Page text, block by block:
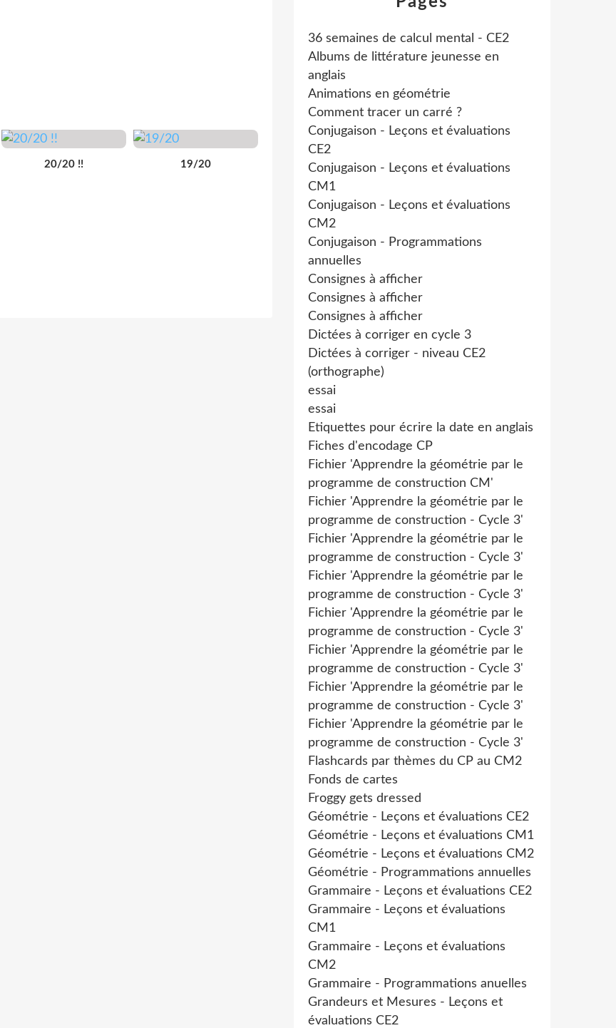
20/20 !! 19/20
36 semaines de calcul mental - CE2
Albums de littérature jeunesse en
anglais
Animations en géométrie
Comment tracer un carré ?
Conjugaison - Leçons et évaluations
CE2
Conjugaison - Leçons et évaluations
CM1
Conjugaison - Leçons et évaluations
CM2
Conjugaison - Programmations
annuelles
Consignes à afficher
Consignes à afficher
Consignes à afficher
Dictées à corriger en cycle 3
Dictées à corriger - niveau CE2
(orthographe)
essai
essai
Etiquettes pour écrire la date en anglais
Fiches d'encodage CP
Fichier 'Apprendre la géométrie par le
programme de construction CM'
Fichier 'Apprendre la géométrie par le
programme de construction - Cycle 3'
Fichier 'Apprendre la géométrie par le
programme de construction - Cycle 3'
Fichier 'Apprendre la géométrie par le
programme de construction - Cycle 3'
Fichier 'Apprendre la géométrie par le
programme de construction - Cycle 3'
Fichier 'Apprendre la géométrie par le
programme de construction - Cycle 3'
Fichier 'Apprendre la géométrie par le
programme de construction - Cycle 3'
Fichier 'Apprendre la géométrie par le
programme de construction - Cycle 3'
Flashcards par thèmes du CP au CM2
Fonds de cartes
Froggy gets dressed
Géométrie - Leçons et évaluations CE2
Géométrie - Leçons et évaluations CM1
Géométrie - Leçons et évaluations CM2
Géométrie - Programmations annuelles
Grammaire - Leçons et évaluations CE2
Grammaire - Leçons et évaluations
CM1
Grammaire - Leçons et évaluations
CM2
Grammaire - Programmations anuelles
Grandeurs et Mesures - Leçons et
évaluations CE2